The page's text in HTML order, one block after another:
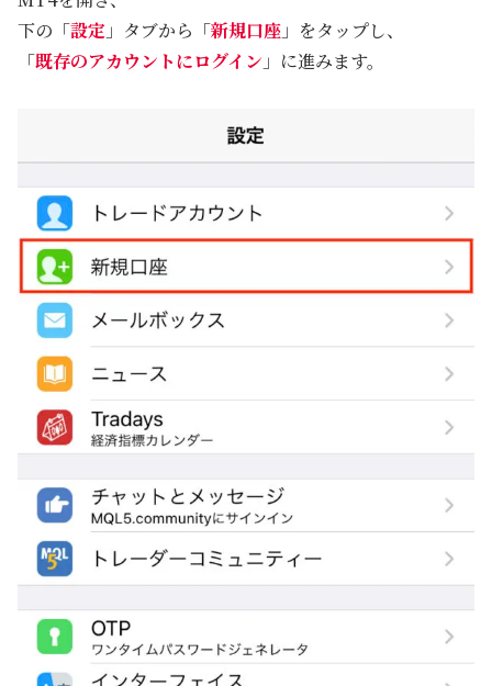
下の「設定 」タブから「新規口座 」をタップし、
「既存のアカウントにログイン 」に進みます。